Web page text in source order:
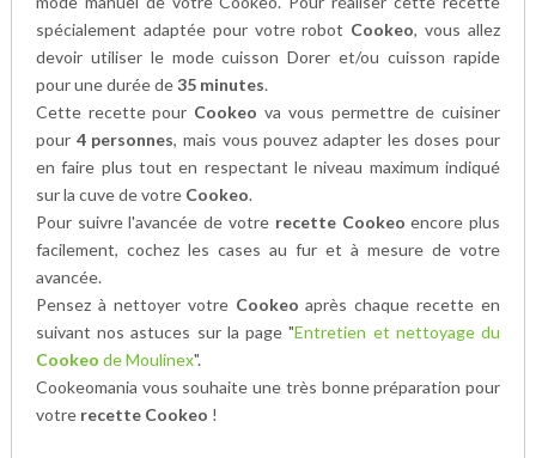
spécialement adaptée pour votre robot Cookeo, vous allez
devoir utiliser le mode cuisson Dorer et/ou cuisson rapide
pour une durée de35 minutes.
Cette recette pour Cookeo va vous permettre de cuisiner
pour 4 personnes, mais vous pouvez adapter les doses pour
en faire plus tout en respectant le niveau maximum indiqué
sur la cuve de votre Cookeo.
Pour suivre l'avancée de votre recette Cookeo encore plus
facilement, cochez les cases au fur et à mesure de votre
avancée.
Pensez à nettoyer votre Cookeo après chaque recette en
suivant nos astuces sur la page "Entretien et nettoyage du
Cookeo de Moulinex".
Cookeomania vous souhaite une très bonne préparation pour
votre recette Cookeo !